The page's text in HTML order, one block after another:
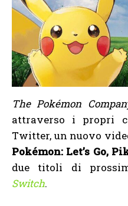
The Pokémon
attraverso i propri
Twitter, un nuovo
Pokémon: Let’s Go,
due titoli di
Switch.